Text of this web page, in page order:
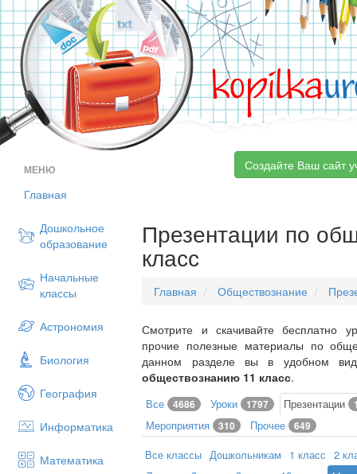
kopilka
МЕНЮ
Главная
Дошкольное
образование
Начальные
классы
Астрономия
Биология
География
Информатика
Математика
Создайте Ваш сайт
Презентации по
класс
Главная Обществознание
Смотрите и скачивайте бесплатно
прочие полезные материалы по
данном разделе вы в удобном
обществознанию 11 класс.
Все 4686 Уроки 1797 Презентации
Мероприятия 310 Прочее 649
Все классы Дошкольникам 1 класс 2